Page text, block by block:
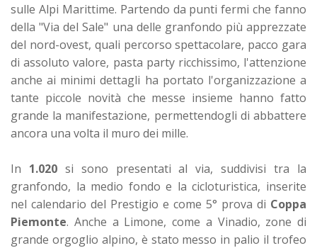
sulle Alpi Marittime. Partendo da punti fermi che fanno
della "Via del Sale" una delle granfondo più apprezzate
del nord-ovest, quali percorso spettacolare, pacco gara
di assoluto valore, pasta party ricchissimo, l'attenzione
anche ai minimi dettagli ha portato l'organizzazione a
tante piccole novità che messe insieme hanno fatto
grande la manifestazione, permettendogli di abbattere
ancora una volta il muro dei mille.
In 1.020si sono presentati al via, suddivisi tra la
granfondo, la medio fondo e la cicloturistica, inserite
nel calendario del Prestigio e come 5° prova di Coppa
Piemonte. Anche a Limone, come a Vinadio, zone di
grande orgoglio alpino, è stato messo in palio il trofeo